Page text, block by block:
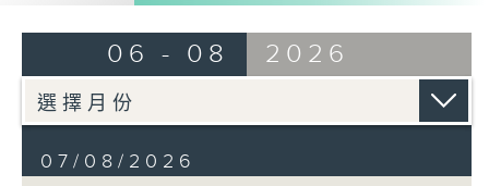
06 - 08 2026
07/08/2026